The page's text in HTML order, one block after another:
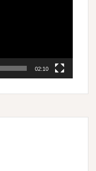
02:10